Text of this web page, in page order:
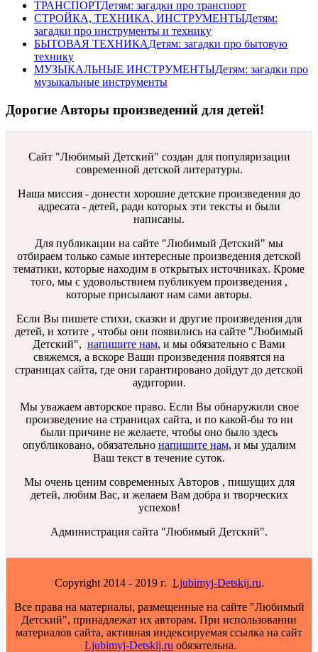
ТРАНСПОРТДетям: загадки про транспорт
СТРОЙКА, ТЕХНИКА, ИНСТРУМЕНТЫДетям:
загадки про инструменты и технику
БЫТОВАЯ ТЕХНИКАДетям: загадки про бытовую
технику
МУЗЫКАЛЬНЫЕ ИНСТРУМЕНТЫДетям: загадки про
музыкальные инструменты
Дорогие Авторы произведений для детей!
Сайт "Любимый Детский" создан для популяризации
современной детской литературы.
Наша миссия - донести хорошие детские произведения до
адресата - детей, ради которых эти тексты и были
написаны.
Для публикации на сайте "Любимый Детский" мы
отбираем только самые интересные произведения детской
тематики, которые находим в открытых источниках. Кроме
того, мы с удовольствием публикуем произведения ,
которые присылают нам сами авторы.
Если Вы пишете стихи, сказки и другие произведения для
детей, и хотите , чтобы они появились на сайте "Любимый
Детский", напишите нам, и мы обязательно с Вами
свяжемся, а вскоре Ваши произведения появятся на
страницах сайта, где они гарантировано дойдут до детской
аудитории.
Мы уважаем авторское право. Если Вы обнаружили свое
произведение на страницах сайта, и по какой-бы то ни
были причине не желаете, чтобы оно было здесь
опубликовано, обязательно напишите нам, и мы удалим
Ваш текст в течение суток.
Мы очень ценим современных Авторов , пишущих для
детей, любим Вас, и желаем Вам добра и творческих
успехов!
Администрация сайта "Любимый Детский".
Copyright 2014 - 2019 г. Ljubimyj-Detskij.ru.
Все права на материалы, размещенные на сайте "Любимый
Детский", принадлежат их авторам. При использовании
материалов сайта, активная индексируемая ссылка на сайт
Ljubimyj-Detskij.ru обязательна.